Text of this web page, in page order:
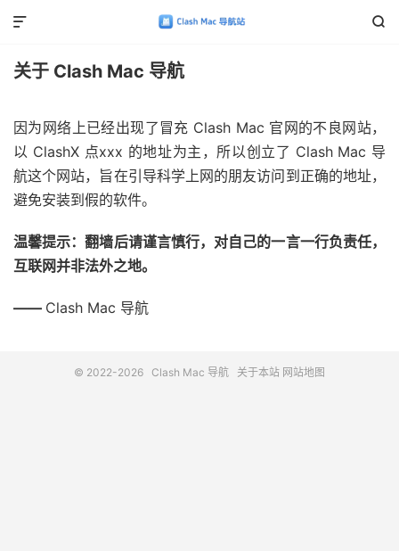


关于 Clash Mac 导航
因为网络上已经出现了冒充 Clash Mac 官网的不良网站，
以 ClashX 点xxx 的地址为主，所以创立了 Clash Mac 导
航这个网站，旨在引导科学上网的朋友访问到正确的地址，
避免安装到假的软件。
温馨提示：翻墙后请谨言慎行，对自己的一言一行负责任，
互联网并非法外之地。
—— Clash Mac 导航
© 2022-2026 Clash Mac 导航 关于本站 网站地图